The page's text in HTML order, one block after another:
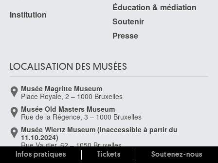
Institution
Éducation & médiation
Soutenir
Presse
LOCALISATION DES MUSÉES
Musée Magritte Museum
Place Royale, 2 – 1000 Bruxelles
Musée Old Masters Museum
Rue de la Régence, 3 – 1000 Bruxelles
Musée Wiertz Museum (Inaccessible à partir du
11.10.2024)
Rue Vautier, 62 – 1050 Bruxelles
Musée Meunier Museum
Infos pratiques Tickets Soutenez-nous